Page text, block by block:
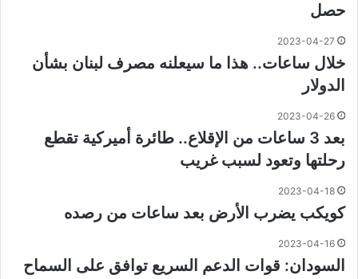
حصل
2023-04-27
خلال ساعات.. هذا ما سيعلنه مصرف لبنان بشأن
الدولار
2023-04-26
بعد 3 ساعات من الإقلاع.. طائرة أميركية تقطع
رحلتها وتعود لسبب غريب
2023-04-18
كويكب يضرب الأرض بعد ساعات من رصده
2023-04-16
السودان: قوات الدعم السريع توافق على السماح